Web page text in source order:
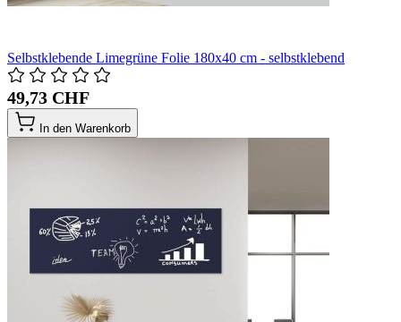
Selbstklebende Limegrüne Folie 180x40 cm - selbstklebend
49,73 CHF
In den Warenkorb